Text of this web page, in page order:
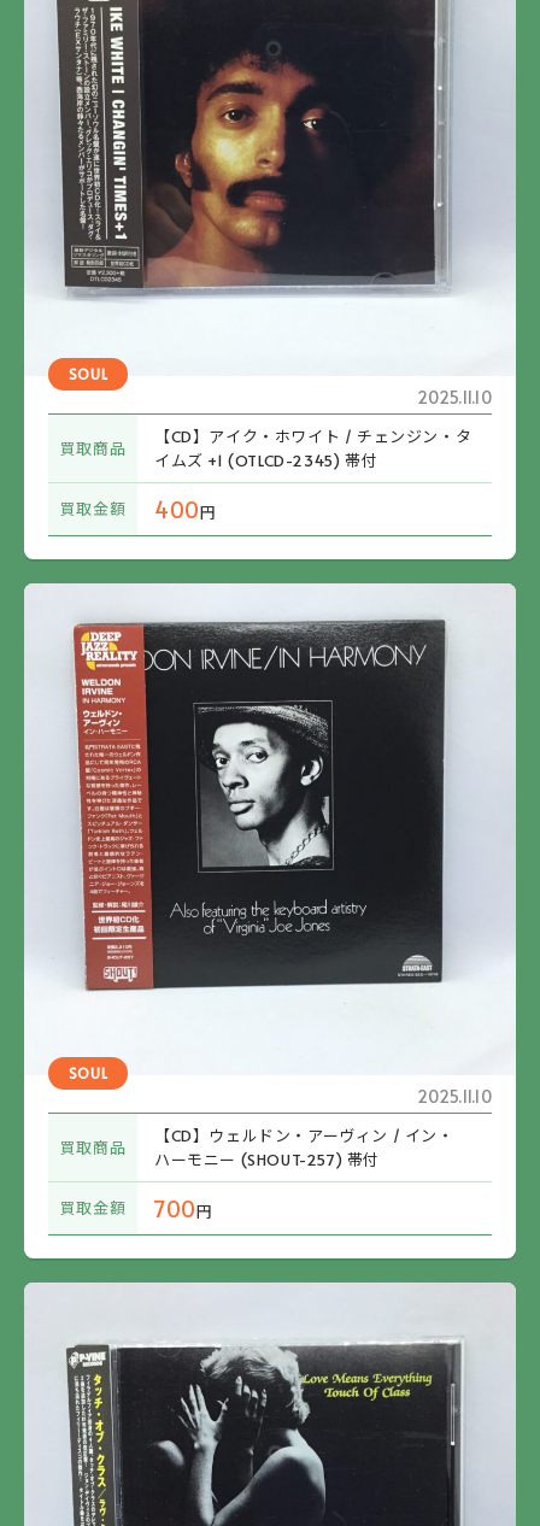
SOUL
2025.11.10
買取商品
【CD】アイク・ホワイト / チェンジン・タ
イムズ +1 (OTLCD-2345) 帯付
買取金額 400円
SOUL
2025.11.10
買取商品
【CD】ウェルドン・アーヴィン / イン・
ハーモニー (SHOUT-257) 帯付
買取金額 700円